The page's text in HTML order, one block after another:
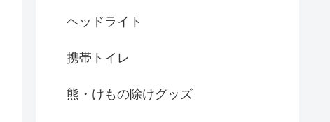
ヘッドライト
携帯トイレ
熊・けもの除けグッズ